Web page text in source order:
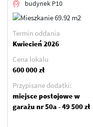
budynek P10
Termin oddania
Kwiecień 2026
Cena lokalu
600 000 zł
Przypisane dodatki:
miejsce postojowe w
garażu nr 50a - 49 500 zł